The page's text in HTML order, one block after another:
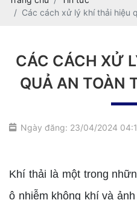
Các cách xử lý khí thải hiệu
CÁC CÁCH XỬ
QUẢ AN TOÀN
Ngày đăng: 23/04/2024
Khí thải là một trong
ô nhiễm không khí và